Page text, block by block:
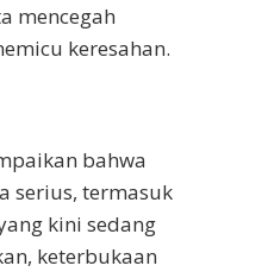
mencegah
keresahan.
bahwa
serius, termasuk
kini sedang
keterbukaan